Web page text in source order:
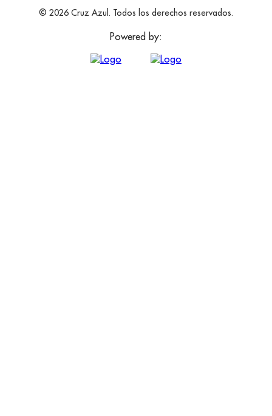
© 2026 Cruz Azul. Todos los derechos reservados.
Powered by: